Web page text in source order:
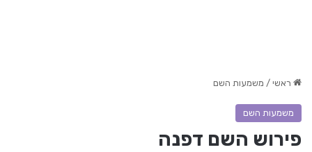
ראשי / משמעות השם
משמעות השם
פירוש השם דפנה